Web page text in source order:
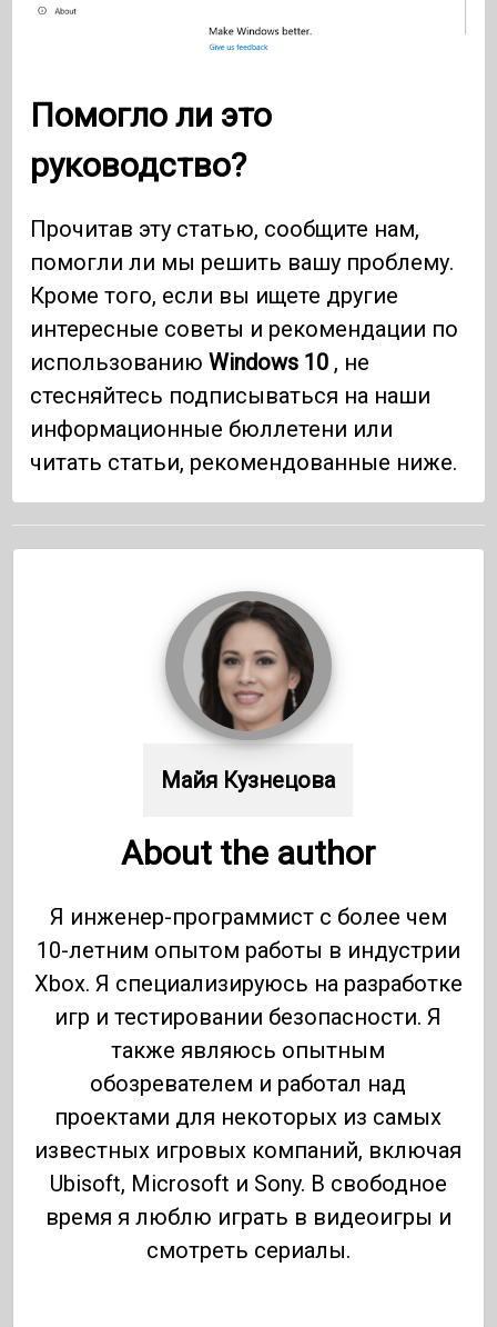
Помогло ли это
руководство?
Прочитав эту статью, сообщите нам,
помогли ли мы решить вашу проблему.
Кроме того, если вы ищете другие
интересные советы и рекомендации по
использованиюWindows 10 , не
стесняйтесь подписываться на наши
информационные бюллетени или
читать статьи, рекомендованные ниже.
Майя Кузнецова
About the author
Я инженер-программист с более чем
10-летним опытом работы в индустрии
Xbox. Я специализируюсь на разработке
игр и тестировании безопасности. Я
также являюсь опытным
обозревателем и работал над
проектами для некоторых из самых
известных игровых компаний, включая
Ubisoft, Microsoft и Sony. В свободное
время я люблю играть в видеоигры и
смотреть сериалы.